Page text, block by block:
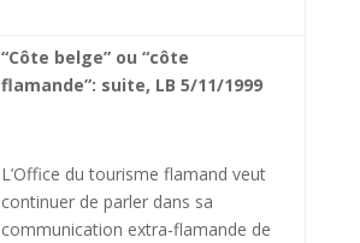
“Côte belge” ou “côte
flamande”: suite, LB 5/11/1999
L’Office du tourisme flamand veut
continuer de parler dans sa
communication extra-flamande de